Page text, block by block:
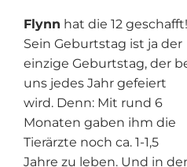
Flynn hat die 12 geschafft!
Sein Geburtstag ist ja der
einzige Geburtstag, der
uns jedes Jahr gefeiert
wird. Denn: Mit rund 6
Monaten gaben ihm die
Tierärzte noch ca. 1-1,5
Jahre zu leben. Und in